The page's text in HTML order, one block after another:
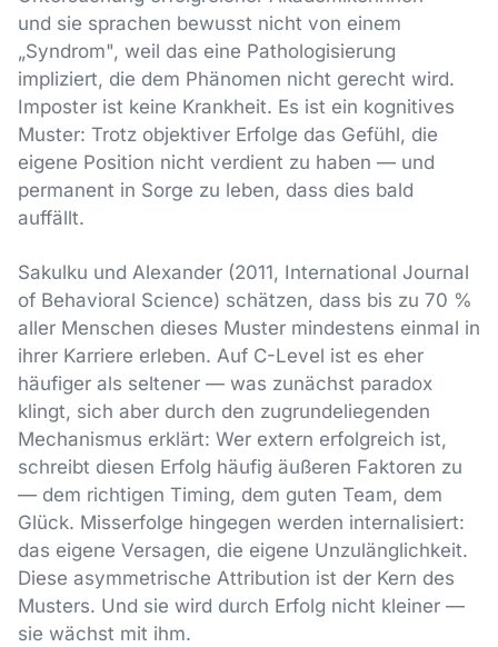
und sie sprachen bewusst nicht von einem
„Syndrom", weil das eine Pathologisierung
impliziert, die dem Phänomen nicht gerecht wird.
Imposter ist keine Krankheit. Es ist ein kognitives
Muster: Trotz objektiver Erfolge das Gefühl, die
eigene Position nicht verdient zu haben — und
permanent in Sorge zu leben, dass dies bald
auffällt.
Sakulku und Alexander (2011, International Journal
of Behavioral Science) schätzen, dass bis zu 70 %
aller Menschen dieses Muster mindestens einmal in
ihrer Karriere erleben. Auf C-Level ist es eher
häufiger als seltener — was zunächst paradox
klingt, sich aber durch den zugrundeliegenden
Mechanismus erklärt: Wer extern erfolgreich ist,
schreibt diesen Erfolg häufig äußeren Faktoren zu
— dem richtigen Timing, dem guten Team, dem
Glück. Misserfolge hingegen werden internalisiert:
das eigene Versagen, die eigene Unzulänglichkeit.
Diese asymmetrische Attribution ist der Kern des
Musters. Und sie wird durch Erfolg nicht kleiner —
sie wächst mit ihm.